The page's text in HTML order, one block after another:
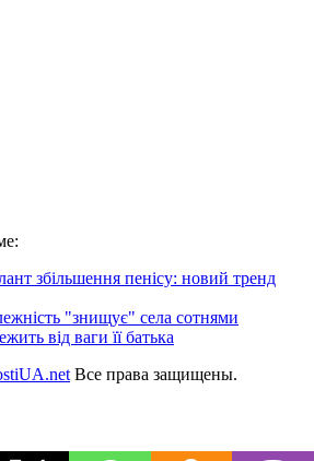
збільшення пенісу: новий тренд
"знищує" села сотнями
від ваги її батька
Все права защищены.